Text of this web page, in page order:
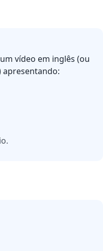
vídeo em inglês (ou
apresentando: